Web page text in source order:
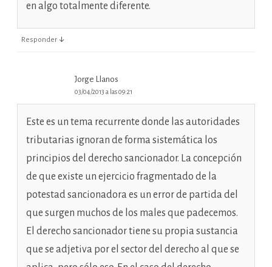
en algo totalmente diferente.
Responder ↓
Jorge Llanos
03/04/2013 a las 09:21
Este es un tema recurrente donde las autoridades
tributarias ignoran de forma sistemática los
principios del derecho sancionador. La concepción
de que existe un ejercicio fragmentado de la
potestad sancionadora es un error de partida del
que surgen muchos de los males que padecemos.
El derecho sancionador tiene su propia sustancia
que se adjetiva por el sector del derecho al que se